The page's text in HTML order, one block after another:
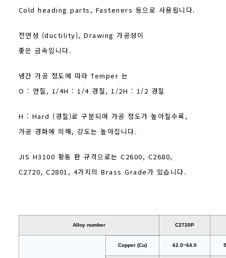
Cold heading parts, Fasteners 등으로 사용됩니다.
전연성 (ductility), Drawing 가공성이
좋은 금속입니다.
냉간 가공 정도에 따라 Temper 는
O : 연질, 1/4H : 1/4 경질, 1/2H : 1/2 경질
H : Hard (경질)로 구분되며 가공 정도가 높아질수록,
가공 경화에 의해, 강도는 높아집니다.
JIS H3100 황동 판 규격으로는 C2600, C2680,
C2720, C2801, 4가지의 Brass Grade가 있습니다.
Alloy number C2720P
Copper (Cu) 62.0~64.0